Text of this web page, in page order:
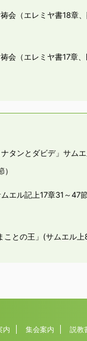
会（エレミヤ書18章
会（エレミヤ書17章
タンとダビデ」サム
ル記上17章31～47
との王」(サムエル上
内 集会案内 説教